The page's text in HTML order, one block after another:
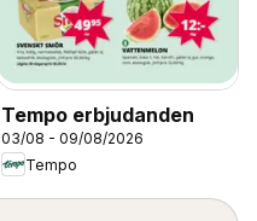
Tempo erbjudanden
03/08 - 09/08/2026
Tempo